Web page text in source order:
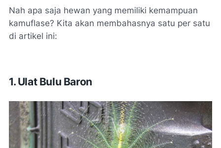
Nah apa saja hewan yang memiliki kemampuan
kamuflase? Kita akan membahasnya satu per satu
di artikel ini:
1. Ulat Bulu Baron